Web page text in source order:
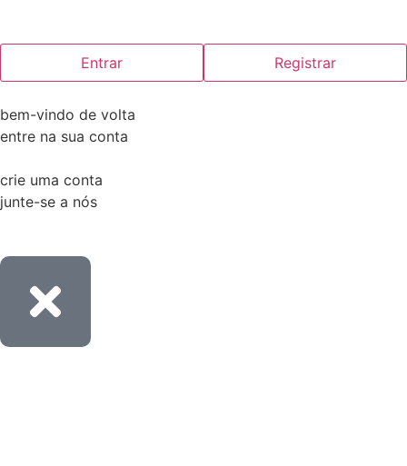
Entrar Registrar
bem-vindo de volta
entre na sua conta
crie uma conta
junte-se a nós